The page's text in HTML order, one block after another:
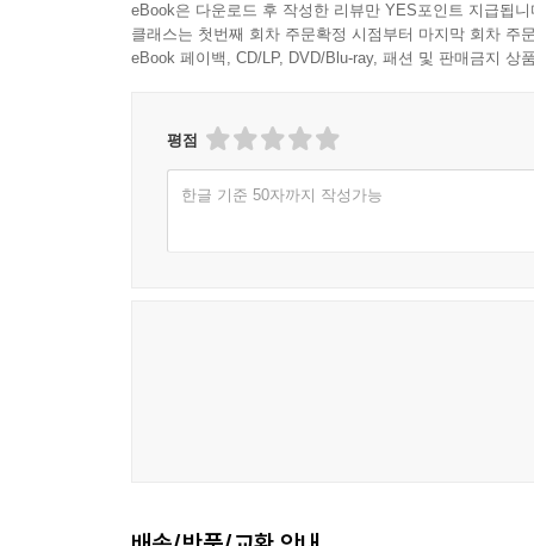
eBook은 다운로드 후 작성한 리뷰만 YES포인트 지급됩니
클래스는 첫번째 회차 주문확정 시점부터 마지막 회차 주
eBook 페이백, CD/LP, DVD/Blu-ray, 패션 및 판매금지 상
평점
한글 기준 50자까지 작성가능